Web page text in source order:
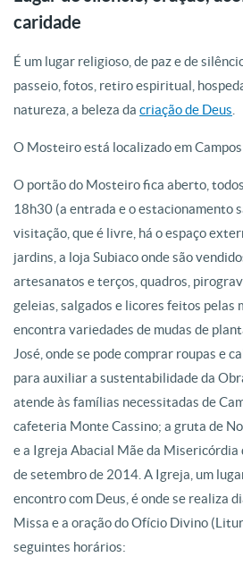
caridade
É um lugar religioso, de paz e de
passeio, fotos, retiro espiritual,
natureza, a beleza da criação de Deus.
O Mosteiro está localizado em Campos
O portão do Mosteiro fica aberto,
18h30 (a entrada e o estacionamento
visitação, que é livre, há o espaço
jardins, a loja Subiaco onde são
artesanatos e terços, quadros,
geleias, salgados e licores feitos pelas
encontra variedades de mudas de
José, onde se pode comprar roupas e
para auxiliar a sustentabilidade da
atende às famílias necessitadas de
cafeteria Monte Cassino; a gruta de
e a Igreja Abacial Mãe da Misericórdia
de setembro de 2014. A Igreja, um
encontro com Deus, é onde se realiza
Missa e a oração do Ofício Divino
seguintes horários: